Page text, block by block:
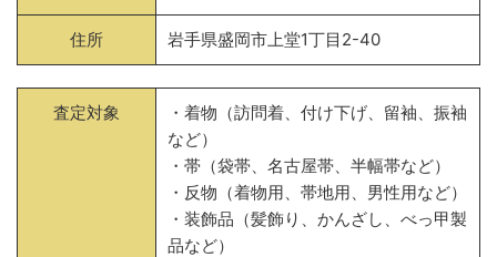
住所 岩手県盛岡市上堂1丁目2-40
査定対象
・着物（訪問着、付け下げ、留袖、振袖
など）
・帯（袋帯、名古屋帯、半幅帯など）
・反物（着物用、帯地用、男性用など）
・装飾品（髪飾り、かんざし、べっ甲製
品など）